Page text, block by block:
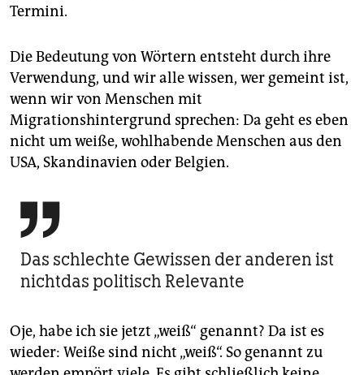
Termini.
Die Bedeutung von Wörtern entsteht durch ihre
Verwendung, und wir alle wissen, wer gemeint ist,
wenn wir von Menschen mit
Migrationshintergrund sprechen: Da geht es eben
nicht um weiße, wohlhabende Menschen aus den
USA, Skandinavien oder Belgien.

Das schlechte Gewissen der anderen ist
nichtdas politisch Relevante
Oje, habe ich sie jetzt „weiß“ genannt? Da ist es
wieder: Weiße sind nicht „weiß“. So genannt zu